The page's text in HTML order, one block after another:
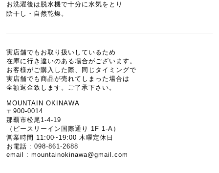
お洗濯後は脱水機で十分に水気をとり
陰干し・自然乾燥。
実店舗でもお取り扱いしているため
在庫に行き違いのある場合がございます。
お客様がご購入した際、同じタイミングで
実店舗でも商品が売れてしまった場合は
全額返金致します。ご了承下さい。
MOUNTAIN OKINAWA
〒900-0014
那覇市松尾1-4-19
（ピースリーイン国際通り 1F 1-A）
営業時間 11:00~19:00 木曜定休日
お電話 : 098-861-2688
email :mountainokinawa@gmail.com